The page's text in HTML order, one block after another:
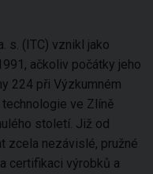
s. (ITC) vznikl jako
ačkoliv počátky jeho
224 při Výzkumném
ve Zlíně
století. Již od
zcela nezávislé, pružné
certifikaci výrobků a